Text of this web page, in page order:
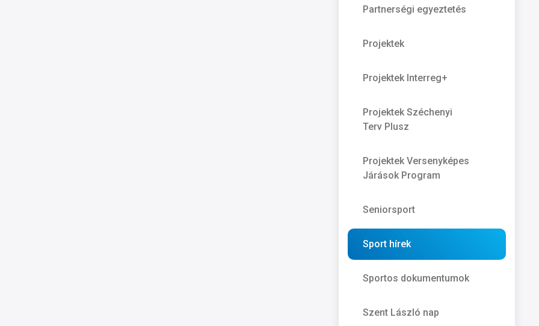
Partnerségi egyeztetés
Projektek
Projektek Interreg+
Projektek Széchenyi
Terv Plusz
Projektek Versenyképes
Járások Program
Seniorsport
Sport hírek
Sportos dokumentumok
Szent László nap